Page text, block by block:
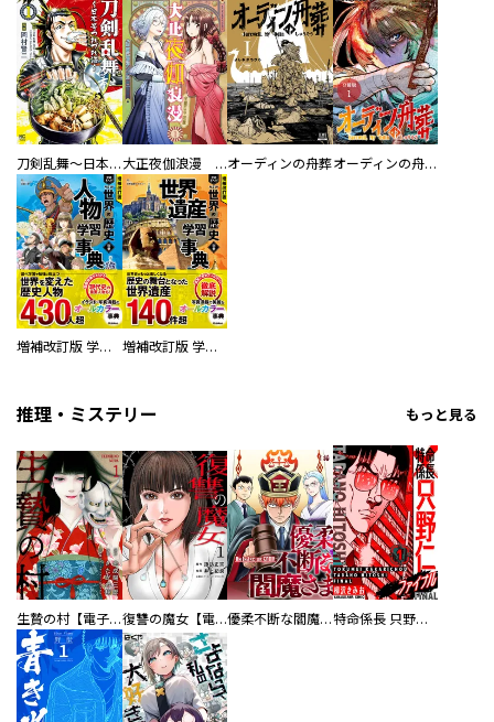
刀剣乱舞～日本号つれづれ酒～ 大正夜伽浪漫 －金曜日の花嫁—オーディンの舟葬 オーディンの舟葬 分冊版
増補改訂版 学研まんが NEW世界の歴史 別巻 人物学習事典 増補改訂版 学研まんが NEW世界の歴史 別巻 世界遺産学習事典
推理・ミステリー もっと見る
生贄の村【電子単行本版】 復讐の魔女【電子単行本版】 優柔不断な閻魔さま 特命係長 只野仁ファイナル 愛蔵版